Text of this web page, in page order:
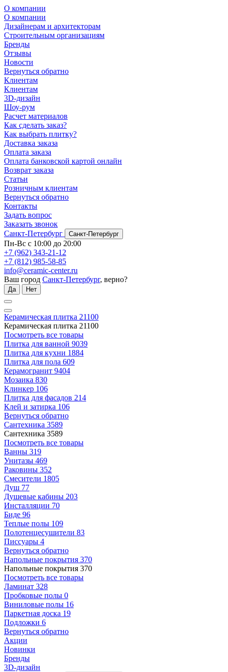
О компании
О компании
Дизайнерам и архитекторам
Строительным организациям
Бренды
Отзывы
Новости
Вернуться обратно
Клиентам
Клиентам
3D-дизайн
Шоу-рум
Расчет материалов
Как сделать заказ?
Как выбрать плитку?
Доставка заказа
Оплата заказа
Оплата банковской картой онлайн
Возврат заказа
Статьи
Розничным клиентам
Вернуться обратно
Контакты
Задать вопрос
Заказать звонок
Санкт-Петербург
Санкт-Петербург
Пн-Вс с 10:00 до 20:00
+7 (962) 343-21-12
+7 (812) 985-58-85
info@ceramic-center.ru
Ваш город Санкт-Петербург, верно?
Да Нет
Керамическая плитка 21100
Керамическая плитка 21100
Посмотреть все товары
Плитка для ванной 9039
Плитка для кухни 1884
Плитка для пола 609
Керамогранит 9404
Мозаика 830
Клинкер 106
Плитка для фасадов 214
Клей и затирка 106
Вернуться обратно
Сантехника 3589
Сантехника 3589
Посмотреть все товары
Ванны 319
Унитазы 469
Раковины 352
Смесители 1805
Душ 77
Душевые кабины 203
Инсталляции 70
Биде 96
Теплые полы 109
Полотенцесушители 83
Писсуары 4
Вернуться обратно
Напольные покрытия 370
Напольные покрытия 370
Посмотреть все товары
Ламинат 328
Пробковые полы 0
Виниловые полы 16
Паркетная доска 19
Подложки 6
Вернуться обратно
Акции
Новинки
Бренды
3D-дизайн